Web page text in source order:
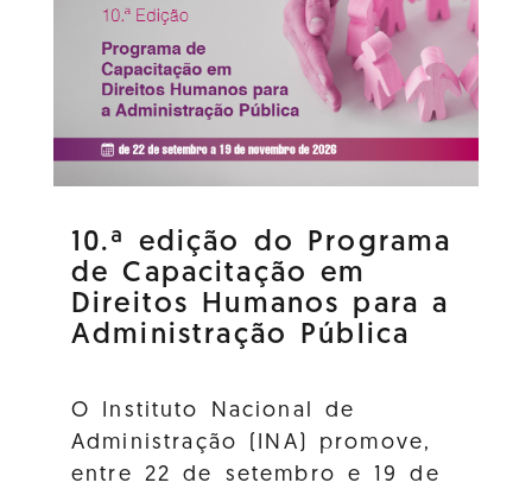
10.ª edição do Programa
de Capacitação em
Direitos Humanos para a
Administração Pública
O Instituto Nacional de
Administração (INA) promove,
entre 22 de setembro e 19 de